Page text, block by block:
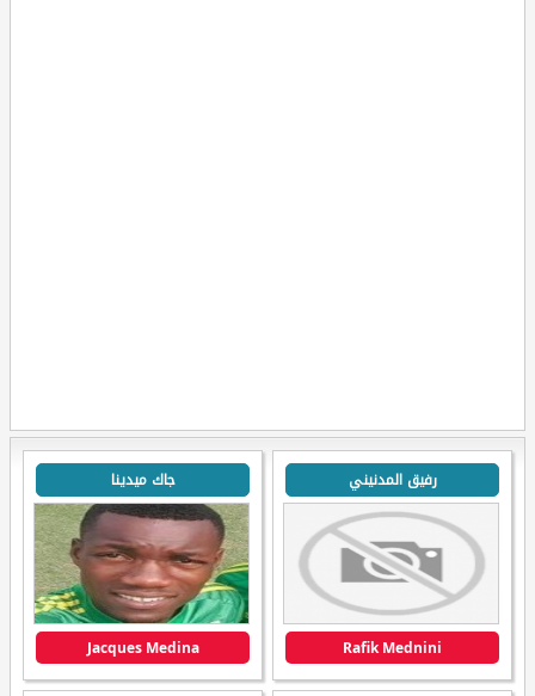
رفيق المدنيني
Rafik Mednini
جاك ميدينا
Jacques Medina